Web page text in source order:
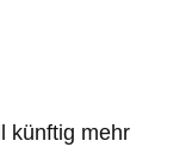
künftig mehr